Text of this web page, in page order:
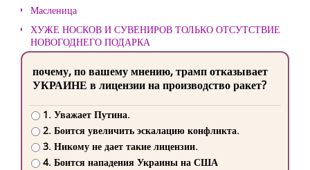
Масленица
ХУЖЕ НОСКОВ И СУВЕНИРОВ ТОЛЬКО ОТСУТСТВИЕ
НОВОГОДНЕГО ПОДАРКА
почему, по вашему мнению, трамп отказывает
УКРАИНЕ в лицензии на производство ракет?
1. Уважает Путина.
2. Боится увеличить эскалацию конфликта.
3. Никому не дает такие лицензии.
4. Боится нападения Украины на США